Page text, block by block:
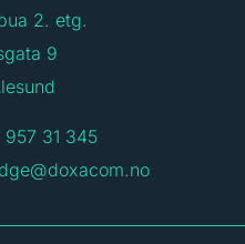
2. etg.
9
31 345